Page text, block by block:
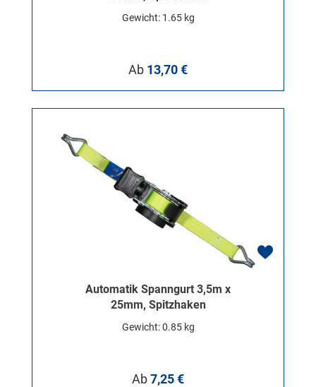
Gewicht: 1.65 kg
Regulärer Preis:
Ab 13,70 €
Automatik Spanngurt 3,5m x
25mm, Spitzhaken
Gewicht: 0.85 kg
Regulärer Preis:
Ab7,25 €